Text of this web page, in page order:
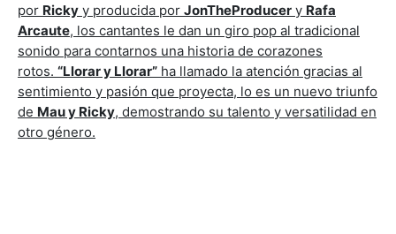
por Ricky y producida por JonTheProducer y Rafa
Arcaute, los cantantes le dan un giro pop al tradicional
sonido para contarnos una historia de corazones
rotos. “Llorar y Llorar” ha llamado la atención gracias al
sentimiento y pasión que proyecta, lo es un nuevo triunfo
de Mau y Ricky, demostrando su talento y versatilidad en
otro género.